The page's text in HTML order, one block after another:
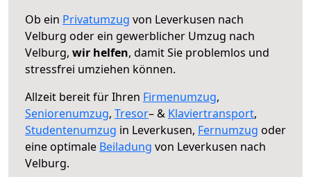
Ob ein Privatumzug von Leverkusen nach
Velburg oder ein gewerblicher Umzug nach
Velburg, wir helfen, damit Sie problemlos und
stressfrei umziehen können.
Allzeit bereit für Ihren Firmenumzug,
Seniorenumzug, Tresor– & Klaviertransport,
Studentenumzug in Leverkusen, Fernumzug oder
eine optimale Beiladung von Leverkusen nach
Velburg.